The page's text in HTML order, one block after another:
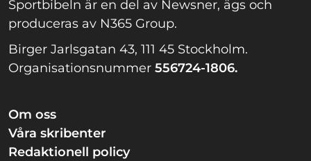
Sportbibeln är en del av Newsner, ägs och
produceras av N365 Group.
Birger Jarlsgatan 43, 111 45 Stockholm.
Organisationsnummer 556724-1806.
Om oss
Våra skribenter
Redaktionell policy